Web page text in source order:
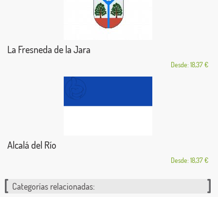
La Fresneda de la Jara
Desde: 18,37 €
Alcalá del Río
Desde: 18,37 €
Categorías relacionadas: